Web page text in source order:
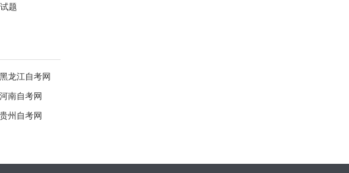
题
黑龙江自考网
河南自考网
贵州自考网